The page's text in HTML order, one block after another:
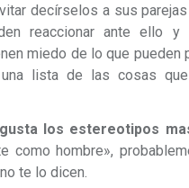
decírselos a sus
reaccionar ante ello
miedo de lo que pueden
lista de las cosas
los estereotipos
como hombre»,
te lo dicen.